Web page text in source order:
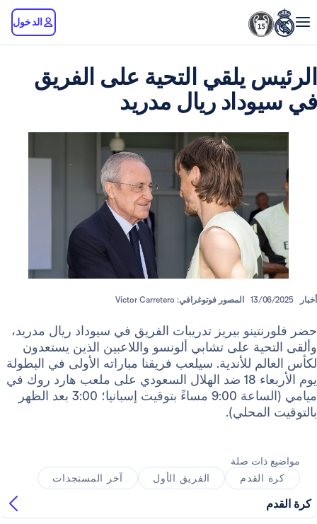
يلقي التحية على الفريق
ريال مدريد
13/ المصور فوتوغرافي: Víctor Carretero
بيريز تدريبات الفريق في سيوداد ريال مدريد،
على تشابي ألونسو واللاعبين الذين يستعدون
للأندية. سيلعب فريقنا مباراته الأولى في البطولة
يوم الأربعاء 18 ضد الهلال السعودي على ملعب هارد روك في
ميامي (الساعة 9:00 مساءً بتوقيت إسبانيا؛ 3:00 بعد الظهر
صلة
الفريق الأول آخر المستجدات